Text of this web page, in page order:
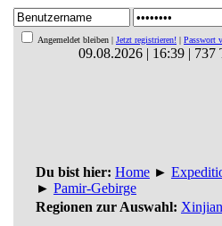
Angemeldet bleiben | Jetzt registrieren! | Passwort
09.08.2026 | 16:39 | 737
Du bist hier: Home►
► Pamir-Gebirge
Regionen zur Auswahl: